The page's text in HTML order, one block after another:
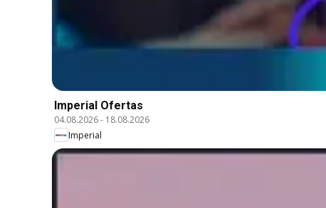
Imperial Ofertas
04.08.2026- 18.08.2026
Imperial